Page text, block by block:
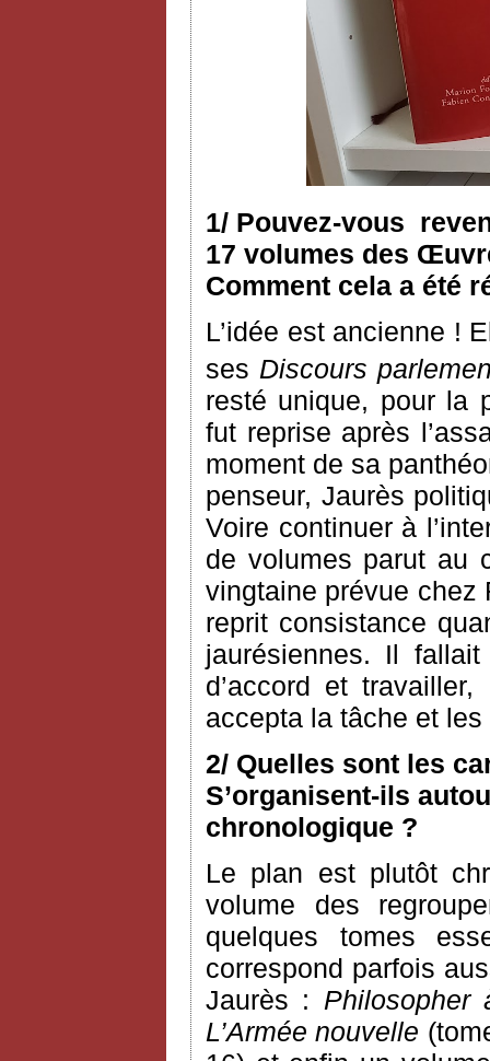
1/ Pouvez-vous
17 volumes des
Comment cela a été
L’idée est ancienne !
ses Discours
resté unique, pour la
fut reprise après
moment de sa
penseur, Jaurès
Voire continuer à
de volumes parut au
vingtaine prévue chez
reprit consistance
jaurésiennes. Il
d’accord et
accepta la tâche et
2/ Quelles sont les
S’organisent-ils
chronologique ?
Le plan est plutôt
volume des
quelques tomes
correspond parfois
Jaurès : Philosopher
L’Armée nouvelle